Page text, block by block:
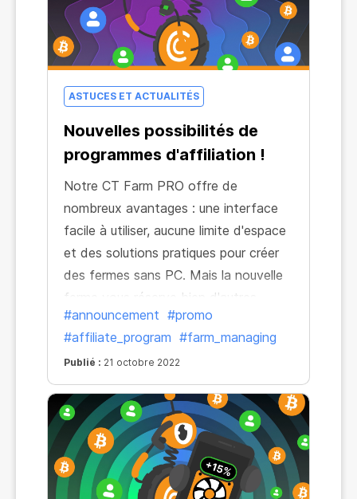
ASTUCES ET ACTUALITÉS
Nouvelles possibilités de
programmes d'affiliation !
Notre CT Farm PRO offre de
nombreux avantages : une interface
facile à utiliser, aucune limite d'espace
et des solutions pratiques pour créer
des fermes sans PC. Mais la nouvelle
ferme vous réserve bien d'autres
surprises. Lesquelles ? La réponse est
simple :
#announcement #promo
#affiliate_program #farm_managing
Publié : 21 octobre 2022